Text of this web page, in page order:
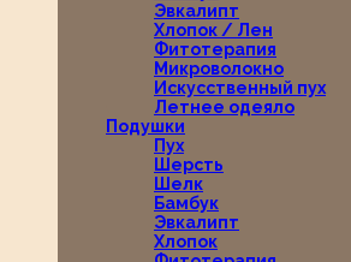
Эвкалипт
Хлопок / Лен
Фитотерапия
Микроволокно
Искусственный пух
Летнее одеяло
Подушки
Пух
Шерсть
Шелк
Бамбук
Эвкалипт
Хлопок